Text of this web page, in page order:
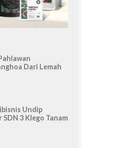
Dari Lemah
Undip
SDN 3 Klego Tanam